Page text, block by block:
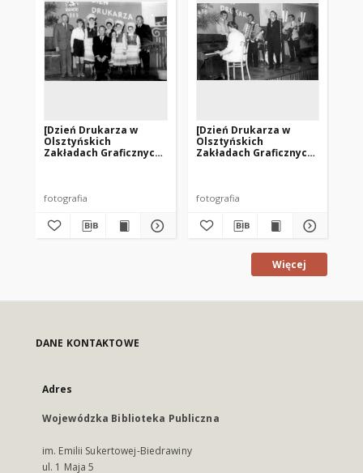
[Dzień Drukarza w
Olsztyńskich
Zakładach Graficznych.
fotografia
[Dzień Drukarza w
Olsztyńskich
Zakładach Graficznych.
fotografia
Więcej
DANE KONTAKTOWE
Adres
Wojewódzka Biblioteka Publiczna
im. Emilii Sukertowej-Biedrawiny
ul. 1 Maja 5